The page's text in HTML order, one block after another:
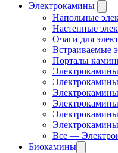
Электрокамины
Напольные
Настенные
Очаги для
Встраиваемые
Порталы
Все —
Биокамины